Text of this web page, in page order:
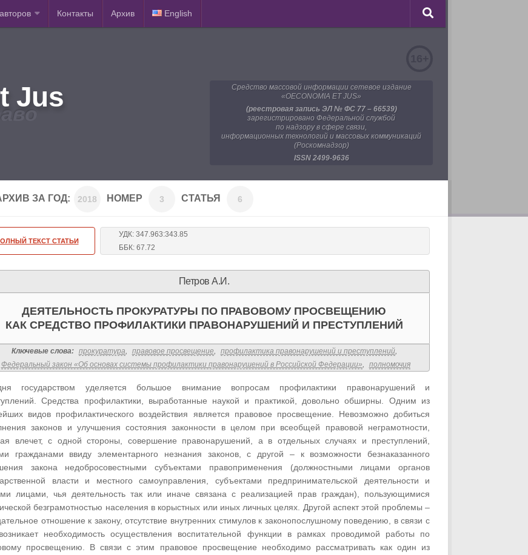
Контакты Архив English
Jus
Средство массовой информации сетевое издание
«OECONOMIA ET JUS»
(реестровая запись ЭЛ № ФС 77 – 66539)
зарегистрировано Федеральной службой
по надзору в сфере связи,
информационных технологий и массовых коммуникаций
(Роскомнадзор)
ISSN 2499-9636
ЗА ГОД: 2018 НОМЕР 3 СТАТЬЯ 6
ТЕКСТ СТАТЬИ
УДК: 347.963:343.85
ББК: 67.72
Петров А.И.
ДЕЯТЕЛЬНОСТЬ ПРОКУРАТУРЫ ПО ПРАВОВОМУ ПРОСВЕЩЕНИЮ
КАК СРЕДСТВО ПРОФИЛАКТИКИ ПРАВОНАРУШЕНИЙ И ПРЕСТУПЛЕНИЙ
Ключевые слова: прокуратура, правовое просвещение, профилактика правонарушений и преступлений,
Федеральный закон «Об основах системы профилактики правонарушений в Российской Федерации», полномочия
государством уделяется большое внимание вопросам профилактики правонарушений и
Средства профилактики, выработанные наукой и практикой, довольно обширны. Одним из
видов профилактического воздействия является правовое просвещение. Невозможно добиться
законов и улучшения состояния законности в целом при всеобщей правовой неграмотности,
влечет, с одной стороны, совершение правонарушений, а в отдельных случаях и преступлений,
гражданами ввиду элементарного незнания законов, с другой – к возможности безнаказанного
закона недобросовестными субъектами правоприменения (должностными лицами органов
власти и местного самоуправления, субъектами предпринимательской деятельности и
лицами, чья деятельность так или иначе связана с реализацией прав граждан), пользующимися
безграмотностью населения в корыстных или иных личных целях. Другой аспект этой проблемы –
отношение к закону, отсутствие внутренних стимулов к законопослушному поведению, в связи с
необходимость осуществления воспитательной функции в рамках проводимой работы по
просвещению. В связи с этим правовое просвещение необходимо рассматривать как один из